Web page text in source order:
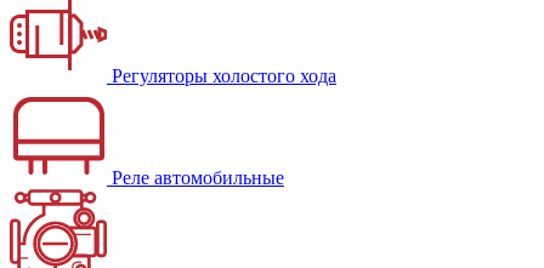
Регуляторы холостого хода
Реле автомобильные